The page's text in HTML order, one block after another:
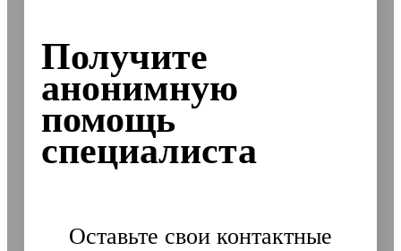
Получите
анонимную
помощь
специалиста
Оставьте свои контактные